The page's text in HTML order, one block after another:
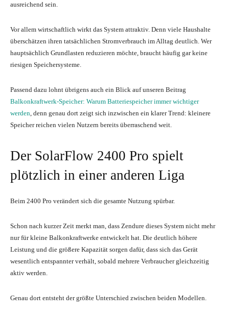
ausreichend sein.
Vor allem wirtschaftlich wirkt das System attraktiv. Denn viele Haushalte
überschätzen ihren tatsächlichen Stromverbrauch im Alltag deutlich. Wer
hauptsächlich Grundlasten reduzieren möchte, braucht häufig gar keine
riesigen Speichersysteme.
Passend dazu lohnt übrigens auch ein Blick auf unseren Beitrag
Balkonkraftwerk-Speicher: Warum Batteriespeicher immer wichtiger
werden , denn genau dort zeigt sich inzwischen ein klarer Trend: kleinere
Speicher reichen vielen Nutzern bereits überraschend weit.
Der SolarFlow 2400 Pro spielt
plötzlich in einer anderen Liga
Beim 2400 Pro verändert sich die gesamte Nutzung spürbar.
Schon nach kurzer Zeit merkt man, dass Zendure dieses System nicht mehr
nur für kleine Balkonkraftwerke entwickelt hat. Die deutlich höhere
Leistung und die größere Kapazität sorgen dafür, dass sich das Gerät
wesentlich entspannter verhält, sobald mehrere Verbraucher gleichzeitig
aktiv werden.
Genau dort entsteht der größte Unterschied zwischen beiden Modellen.